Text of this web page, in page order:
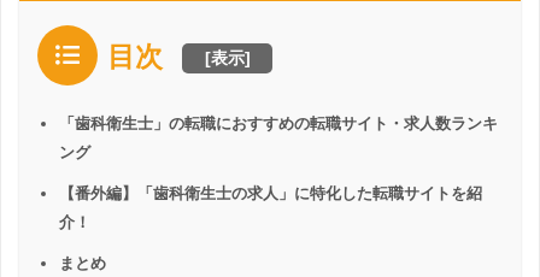
目次 [表示]
「歯科衛生士」の転職におすすめの転職サイト・求人数ランキ
ング
【番外編】「歯科衛生士の求人」に特化した転職サイトを紹
介！
まとめ